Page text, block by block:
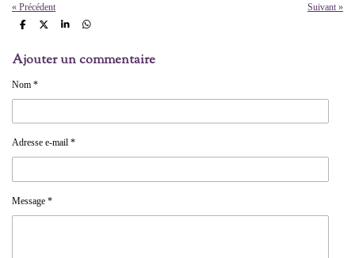
« Précédent Suivant »
P
t
a
e
P
t
a
P
t
a
P
t
a
Ajouter un commentaire
Nom *
Adresse e-mail *
Message *